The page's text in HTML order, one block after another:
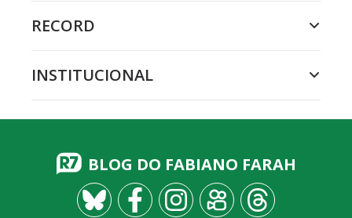
RECORD
INSTITUCIONAL
BLOG DO FABIANO FARAH